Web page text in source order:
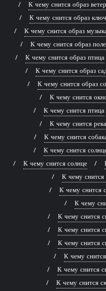
К чему снится образ ветер
К чему снится образ ключ
К чему снится образ
К чему снится образ поле
К чему снится образ птица
К чему снится образ
К чему снится образ
К чему снится
К чему снится птица
К чему снится река
К чему снится
К чему снится
К чему снится солнце
К чему
К чему снится
К чему
К чему снится
К чему снится
К чему снится
К чему
К чему снится
К чему снится